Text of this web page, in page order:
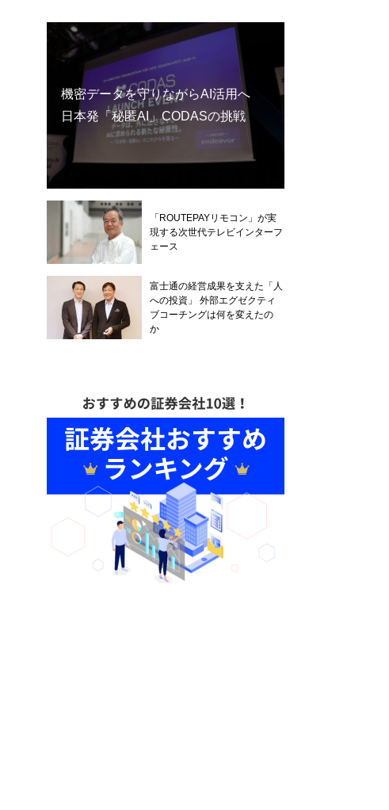
機密データを守りながらAI活用へ
日本発「秘匿AI」CODASの挑戦
「ROUTEPAYリモコン」が実
現する次世代テレビインターフ
ェース
富士通の経営成果を支えた「人
への投資」 外部エグゼクティ
ブコーチングは何を変えたの
か